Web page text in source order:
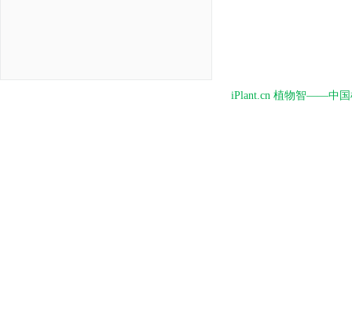
iPlant.cn 植物智——中国